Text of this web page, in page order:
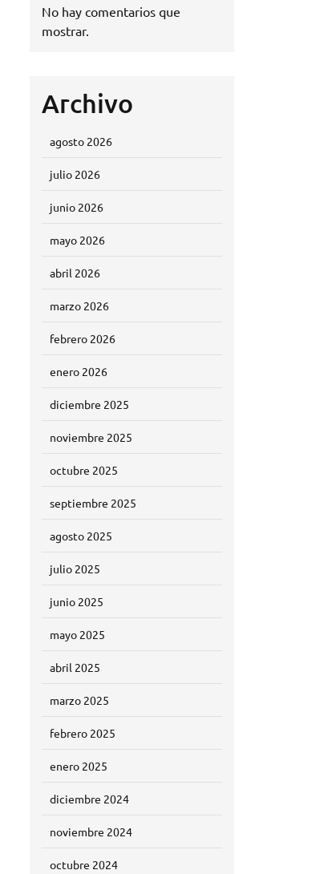
No hay comentarios que
mostrar.
Archivo
agosto 2026
julio 2026
junio 2026
mayo 2026
abril 2026
marzo 2026
febrero 2026
enero 2026
diciembre 2025
noviembre 2025
octubre 2025
septiembre 2025
agosto 2025
julio 2025
junio 2025
mayo 2025
abril 2025
marzo 2025
febrero 2025
enero 2025
diciembre 2024
noviembre 2024
octubre 2024